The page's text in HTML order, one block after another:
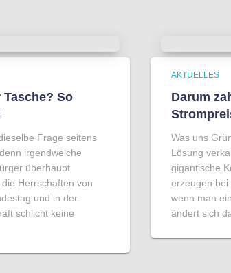
So
Frage seitens
irgendwelche
überhaupt
Herrschaften von
und in der
schlicht keine
AKTUELLES
Darum
Was uns
Lösung
gigantische
erzeugen bei
wenn man
ändert sich